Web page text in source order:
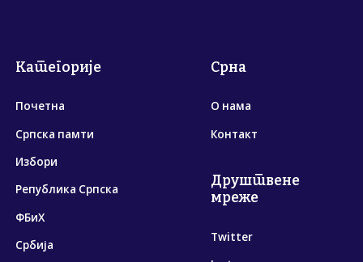
Категорије
Почетна
Српска памти
Избори
Република Српска
ФБиХ
Србија
Срна
О нама
Контакт
Друштвене
мреже
Twitter